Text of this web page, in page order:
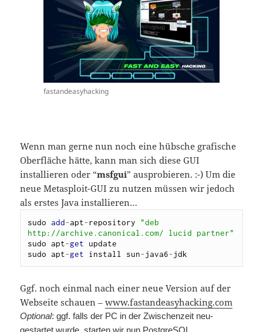
fastandeasyhacking
Wenn man gerne nun noch eine hübsche grafische
Oberfläche hätte, kann man sich diese GUI
installieren oder “msfgui” ausprobieren. :-) Um die
neue Metasploit-GUI zu nutzen müssen wir jedoch
als erstes Java installieren…
sudo add-apt-repository "deb
http://archive.canonical.com/ lucid partner"
sudo apt-get update
sudo apt-get install sun-java6-jdk
Ggf. noch einmal nach einer neue Version auf der
Webseite schauen –www.fastandeasyhacking.com
Optional: ggf. falls der PC in der Zwischenzeit neu-